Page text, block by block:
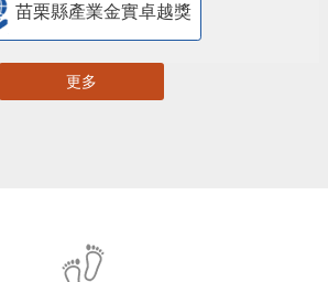
苗栗縣產業金實卓越獎
更多